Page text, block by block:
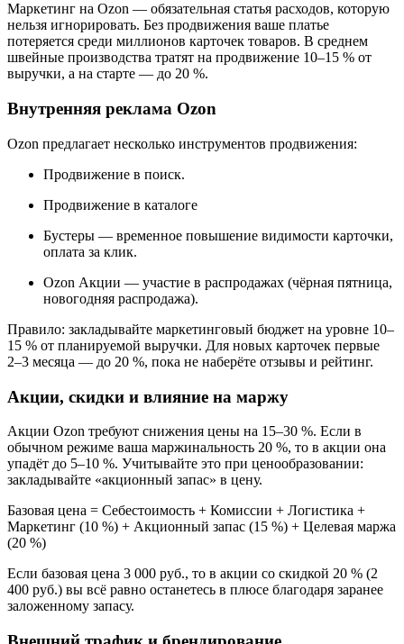
Маркетинг на Ozon — обязательная статья расходов, которую
нельзя игнорировать. Без продвижения ваше платье
потеряется среди миллионов карточек товаров. В среднем
швейные производства тратят на продвижение 10–15 % от
выручки, а на старте — до 20 %.
Внутренняя реклама Ozon
Ozon предлагает несколько инструментов продвижения:
Продвижение в поиск.
Продвижение в каталоге
Бустеры — временное повышение видимости карточки,
оплата за клик.
Ozon Акции — участие в распродажах (чёрная пятница,
новогодняя распродажа).
Правило: закладывайте маркетинговый бюджет на уровне 10–
15 % от планируемой выручки. Для новых карточек первые
2–3 месяца — до 20 %, пока не наберёте отзывы и рейтинг.
Акции, скидки и влияние на маржу
Акции Ozon требуют снижения цены на 15–30 %. Если в
обычном режиме ваша маржинальность 20 %, то в акции она
упадёт до 5–10 %. Учитывайте это при ценообразовании:
закладывайте «акционный запас» в цену.
Базовая цена = Себестоимость + Комиссии + Логистика +
Маркетинг (10 %) + Акционный запас (15 %) + Целевая маржа
(20 %)
Если базовая цена 3 000 руб., то в акции со скидкой 20 % (2
400 руб.) вы всё равно останетесь в плюсе благодаря заранее
заложенному запасу.